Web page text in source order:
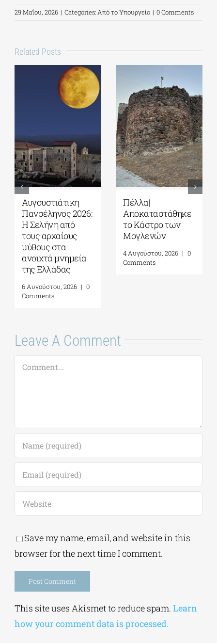
29 Μαΐου, 2026 | Categories:Από το Υπουργείο | 0 Comments
Related Posts
Αυγουστιάτικη
Πανσέληνος 2026:
Η Σελήνη από
τους αρχαίους
μύθους στα
ανοιχτά μνημεία
της Ελλάδας
6 Αυγούστου, 2026 | 0
Comments
Πέλλα|
Αποκαταστάθηκε
το Κάστρο των
Μογλενών
4 Αυγούστου, 2026 | 0
Comments
Leave A Comment
Comment
Save my name, email, and website in this
browser for the next time I comment.
This site uses Akismet to reduce spam. Learn
how your comment data is processed.